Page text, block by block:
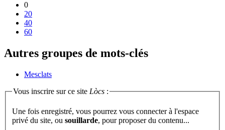
0
20
40
60
Autres groupes de mots-clés
Mesclats
Vous inscrire sur ce site Lòcs :
Une fois enregistré, vous pourrez vous connecter à l'espace
privé du site, ou souillarde , pour proposer du contenu...